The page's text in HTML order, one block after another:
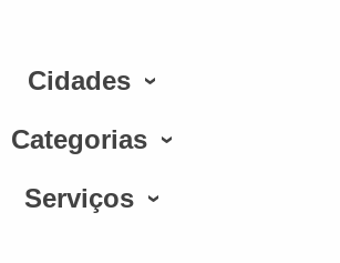
Cidades
Categorias
Serviços